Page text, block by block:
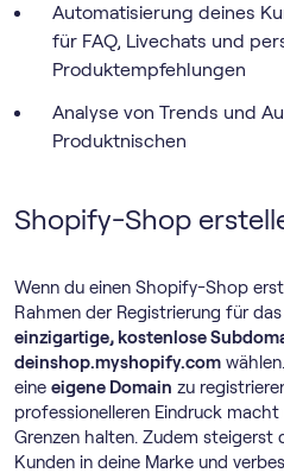
Automatisierung deines
für FAQ, Livechats und
Produktempfehlungen
Analyse von Trends und
Produktnischen
Shopify-Shop
Wenn du einen Shopify-Shop
Rahmen der Registrierung für
einzigartige, kostenlose
deinshop.myshopify.com
eine eigene Domain zu
professionelleren Eindruck
Grenzen halten. Zudem steigerst
Kunden in deine Marke und